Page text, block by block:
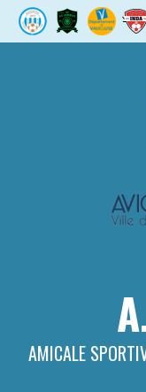
AMICALE